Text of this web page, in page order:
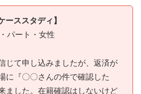
ススタディ】
パート・女性
じて申し込みましたが、返済が
に『〇〇さんの件で確認した
ました。在籍確認はしないけど